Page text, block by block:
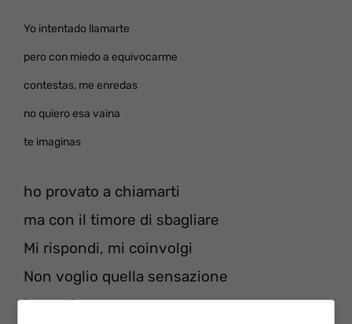
Yo intentado llamarte
pero con miedo a equivocarme
contestas, me enredas
no quiero esa vaina
te imaginas
ho provato a chiamarti
ma con il timore di sbagliare
Mi rispondi, mi coinvolgi
Non voglio quella sensazione
immagina